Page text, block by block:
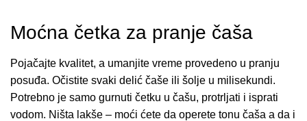
Moćna četka za pranje čaša
Pojačajte kvalitet, a umanjite vreme provedeno u pranju
posuđa. Očistite svaki delić čaše ili šolje u milisekundi.
Potrebno je samo gurnuti četku u čašu, protrljati i isprati
vodom. Ništa lakše – moći ćete da operete tonu čaša a da i